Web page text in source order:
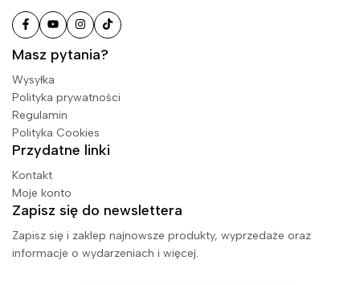
Masz pytania?
Wysyłka
Polityka prywatności
Regulamin
Polityka Cookies
Przydatne linki
Kontakt
Moje konto
Zapisz się do newslettera
Zapisz się i zaklep najnowsze produkty, wyprzedaże oraz
informacje o wydarzeniach i więcej.